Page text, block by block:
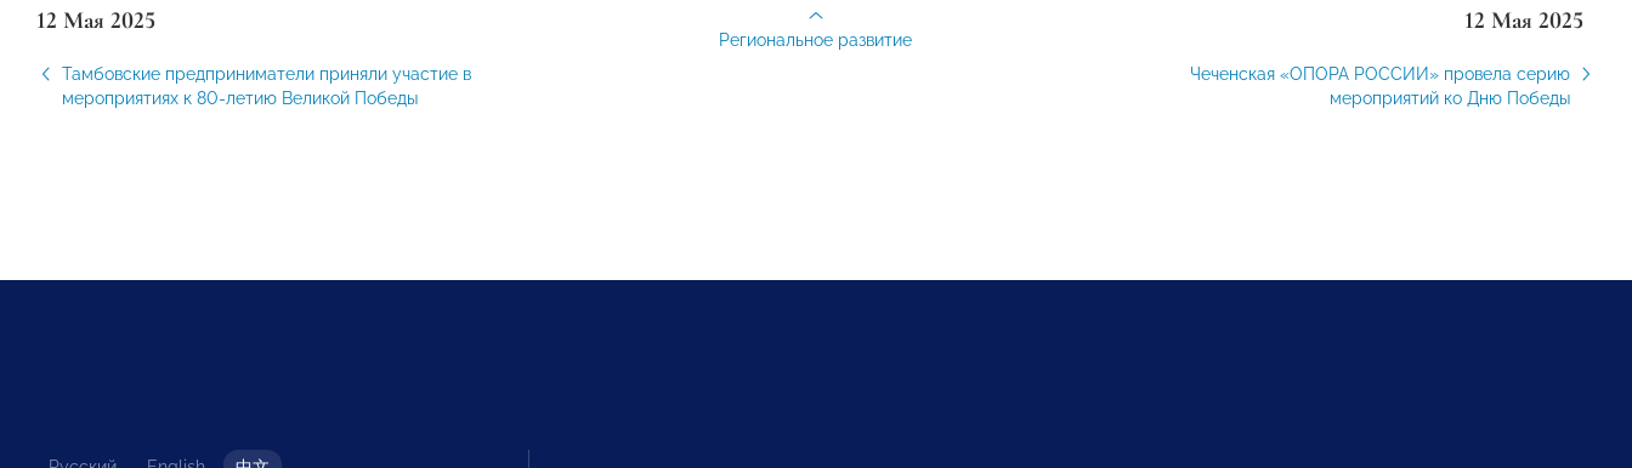
12 Мая 2025
Тамбовские предприниматели приняли участие в
мероприятиях к 80-летию Великой Победы
12 Мая 2025
Чеченская «ОПОРА РОССИИ» провела серию
мероприятий ко Дню Победы
Региональное развитие